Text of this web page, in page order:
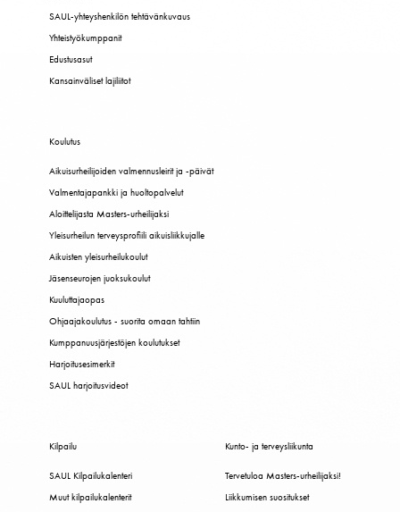
SAUL-yhteyshenkilön tehtävänkuvaus
Yhteistyökumppanit
Edustusasut
Kansainväliset lajiliitot
Koulutus
Aikuisurheilijoiden valmennusleirit ja -päivät
Valmentajapankki ja huoltopalvelut
Aloittelijasta Masters-urheilijaksi
Yleisurheilun terveysprofiili aikuisliikkujalle
Aikuisten yleisurheilukoulut
Jäsenseurojen juoksukoulut
Kuuluttajaopas
Ohjaajakoulutus - suorita omaan tahtiin
Kumppanuusjärjestöjen koulutukset
Harjoitusesimerkit
SAUL harjoitusvideot
Kilpailu
SAUL Kilpailukalenteri
Muut kilpailukalenterit
Kunto- ja terveysliikunta
Tervetuloa Masters-urheilijaksi!
Liikkumisen suositukset